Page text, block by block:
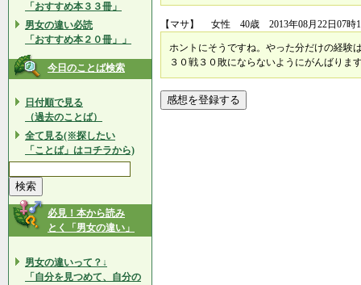
「おすすめ本３３冊」
男女の違い必読
「おすすめ本２０冊」」
今日のことば検索
日付順で見る
（過去のことば）
全て見る(※探したい
「ことば」はコチラから)
必見！本から読み
とく「男女の違い」
男女の違いって？↓
「自分を見つめて、自分の
【マサ】 女性 40歳 2013年08月22日07時
ホントにそうですね。やった分だけの経験
３０戦３０敗にならないようにがんばりま